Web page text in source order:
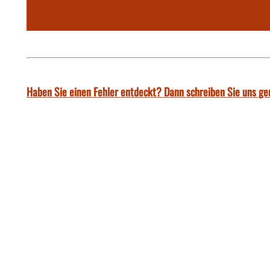
Haben Sie einen Fehler entdeckt? Dann schreiben Sie uns